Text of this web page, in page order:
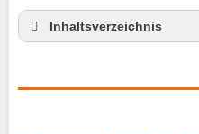
Inhaltsverzeichnis